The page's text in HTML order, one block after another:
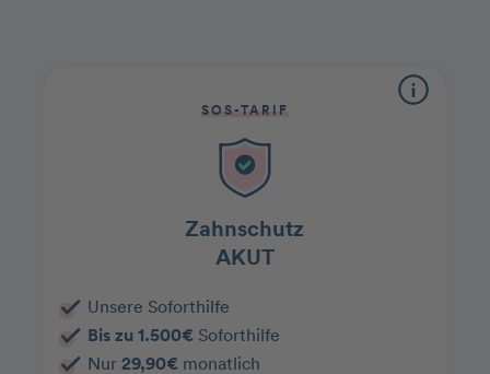
SOS-TARIF
Zahnschutz
AKUT
Unsere Soforthilfe
Bis zu 1.500€Soforthilfe
Nur 29,90€monatlich